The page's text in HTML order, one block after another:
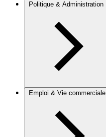
Politique & Administration
Emploi & Vie commerciale